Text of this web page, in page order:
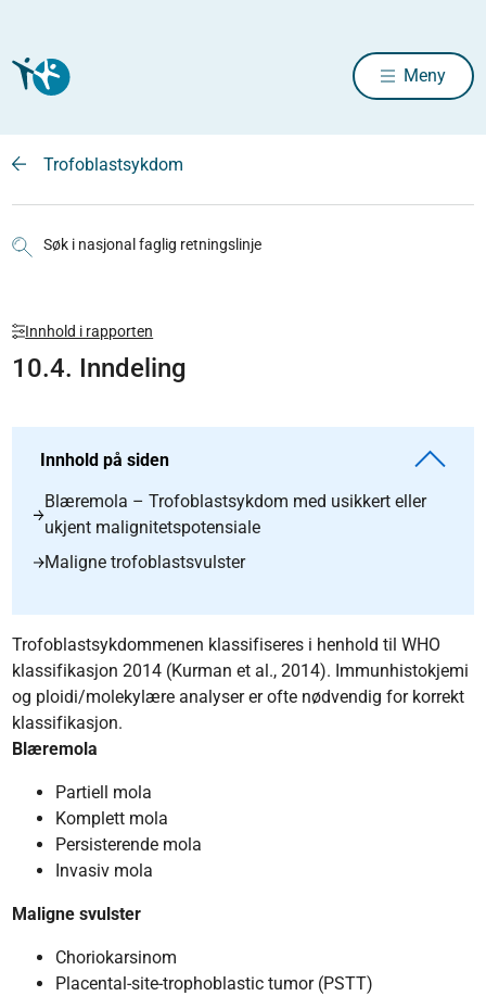
Meny
Trofoblastsykdom
Søk i nasjonal faglig retningslinje
Innhold i rapporten
10.4. Inndeling
Innhold på siden
Blæremola – Trofoblastsykdom med usikkert eller
ukjent malignitetspotensiale
Maligne trofoblastsvulster
Trofoblastsykdommenen klassifiseres i henhold til WHO
klassifikasjon 2014 (Kurman et al., 2014). Immunhistokjemi
og ploidi/molekylære analyser er ofte nødvendig for korrekt
klassifikasjon.
Blæremola
Partiell mola
Komplett mola
Persisterende mola
Invasiv mola
Maligne svulster
Choriokarsinom
Placental-site-trophoblastic tumor (PSTT)